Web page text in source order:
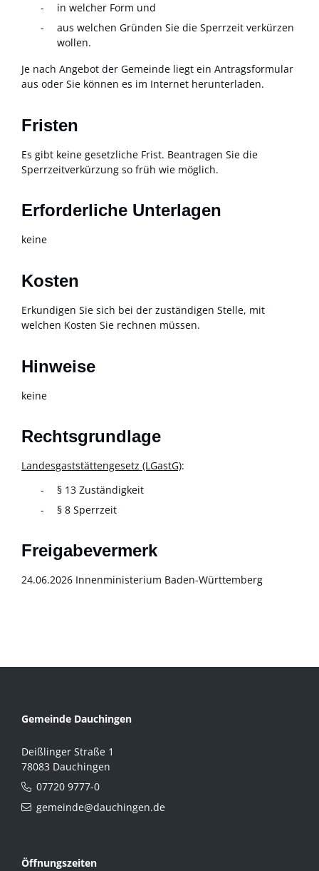
in welcher Form und
aus welchen Gründen Sie die Sperrzeit verkürzen
wollen.
Je nach Angebot der Gemeinde liegt ein Antragsformular
aus oder Sie können es im Internet herunterladen.
Fristen
Es gibt keine gesetzliche Frist. Beantragen Sie die
Sperrzeitverkürzung so früh wie möglich.
Erforderliche Unterlagen
keine
Kosten
Erkundigen Sie sich bei der zuständigen Stelle, mit
welchen Kosten Sie rechnen müssen.
Hinweise
keine
Rechtsgrundlage
Landesgaststättengesetz (LGastG):
§ 13 Zuständigkeit
§ 8 Sperrzeit
Freigabevermerk
24.06.2026 Innenministerium Baden-Württemberg
Gemeinde Dauchingen
Deißlinger Straße 1
78083 Dauchingen
07720 9777-0
gemeinde@dauchingen.de
Öffnungszeiten